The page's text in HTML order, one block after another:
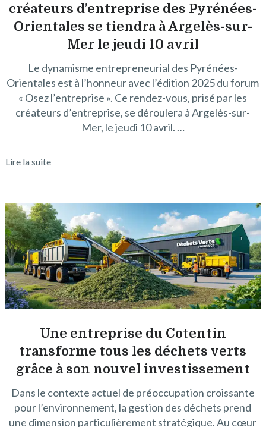
créateurs d’entreprise des Pyrénées-
Orientales se tiendra à Argelès-sur-
Mer le jeudi 10 avril
Le dynamisme entrepreneurial des Pyrénées-
Orientales est à l’honneur avec l’édition 2025 du forum
« Osez l’entreprise ». Ce rendez-vous, prisé par les
créateurs d’entreprise, se déroulera à Argelès-sur-
Mer, le jeudi 10 avril. …
Lire la suite
Une entreprise du Cotentin
transforme tous les déchets verts
grâce à son nouvel investissement
Dans le contexte actuel de préoccupation croissante
pour l’environnement, la gestion des déchets prend
une dimension particulièrement stratégique. Au cœur